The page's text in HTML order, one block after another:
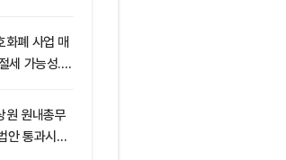
화폐 사업 매
세 가능성...
원 원내총무
안 통과시킬